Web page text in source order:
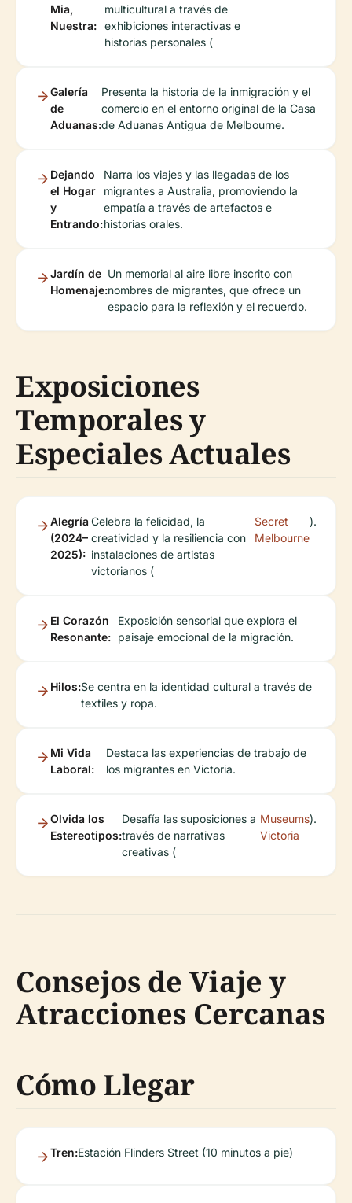
Mia,
Nuestra:
multicultural a través de
exhibiciones interactivas e
historias personales (
Galería
de
Aduanas:
Presenta la historia de la inmigración y el
comercio en el entorno original de la Casa
de Aduanas Antigua de Melbourne.
Dejando
el Hogar
y
Entrando:
Narra los viajes y las llegadas de los
migrantes a Australia, promoviendo la
empatía a través de artefactos e
historias orales.
Jardín de
Homenaje:
Un memorial al aire libre inscrito con
nombres de migrantes, que ofrece un
espacio para la reflexión y el recuerdo.
Exposiciones
Temporales y
Especiales Actuales
Alegría
(2024–
2025):
Celebra la felicidad, la
creatividad y la resiliencia con
instalaciones de artistas
victorianos (
Secret
Melbourne
).
El Corazón
Resonante:
Exposición sensorial que explora el
paisaje emocional de la migración.
Hilos:Se centra en la identidad cultural a través de
textiles y ropa.
Mi Vida
Laboral:
Destaca las experiencias de trabajo de
los migrantes en Victoria.
Olvida los
Estereotipos:
Desafía las suposiciones a
través de narrativas
creativas (
Museums
Victoria
).
Consejos de Viaje y
Atracciones Cercanas
Cómo Llegar
Tren:Estación Flinders Street (10 minutos a pie)